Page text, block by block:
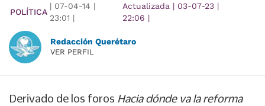
POLÍTICA
| 07-04-14 |
23:01 |
Actualizada | 03-07-23 |
22:06 |
Redacción Querétaro
VER PERFIL
Derivado de los foros Hacia dónde va la reforma